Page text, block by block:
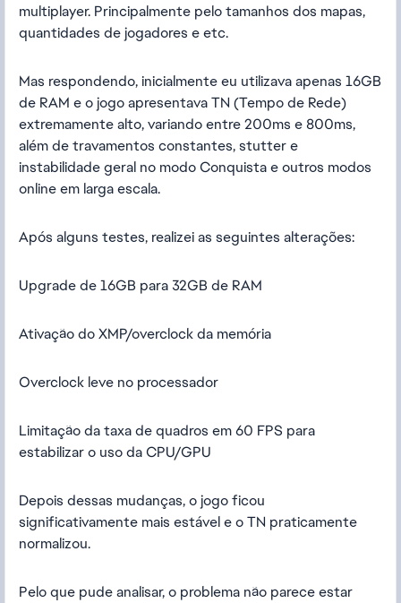
multiplayer. Principalmente pelo tamanhos dos mapas,
quantidades de jogadores e etc.
Mas respondendo, inicialmente eu utilizava apenas 16GB
de RAM e o jogo apresentava TN (Tempo de Rede)
extremamente alto, variando entre 200ms e 800ms,
além de travamentos constantes, stutter e
instabilidade geral no modo Conquista e outros modos
online em larga escala.
Após alguns testes, realizei as seguintes alterações:
Upgrade de 16GB para 32GB de RAM
Ativação do XMP/overclock da memória
Overclock leve no processador
Limitação da taxa de quadros em 60 FPS para
estabilizar o uso da CPU/GPU
Depois dessas mudanças, o jogo ficou
significativamente mais estável e o TN praticamente
normalizou.
Pelo que pude analisar, o problema não parece estar